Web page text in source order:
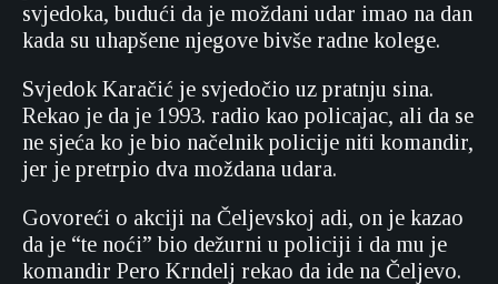
svjedoka, budući da je moždani udar imao na dan
kada su uhapšene njegove bivše radne kolege.
Svjedok Karačić je svjedočio uz pratnju sina.
Rekao je da je 1993. radio kao policajac, ali da se
ne sjeća ko je bio načelnik policije niti komandir,
jer je pretrpio dva moždana udara.
Govoreći o akciji na Čeljevskoj adi, on je kazao
da je “te noći” bio dežurni u policiji i da mu je
komandir Pero Krndelj rekao da ide na Čeljevo.